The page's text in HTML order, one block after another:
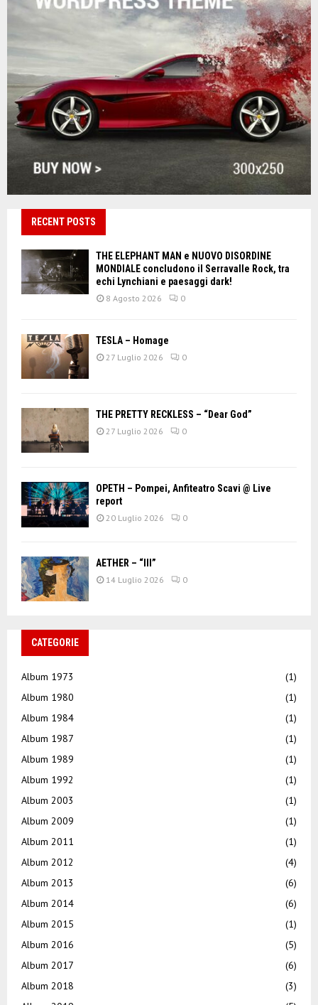
RECENT POSTS
THE ELEPHANT MAN e NUOVO DISORDINE
MONDIALE concludono il Serravalle Rock, tra
echi Lynchiani e paesaggi dark!
8 Agosto 2026 0
TESLA – Homage
27 Luglio 2026 0
THE PRETTY RECKLESS – “Dear God”
27 Luglio 2026 0
OPETH – Pompei, Anfiteatro Scavi @ Live
report
20 Luglio 2026 0
AETHER – “III”
14 Luglio 2026 0
CATEGORIE
Album 1973
(1)
Album 1980
(1)
Album 1984
(1)
Album 1987
(1)
Album 1989
(1)
Album 1992
(1)
Album 2003
(1)
Album 2009
(1)
Album 2011
(1)
Album 2012
(4)
Album 2013
(6)
Album 2014
(6)
Album 2015
(1)
Album 2016
(5)
Album 2017
(6)
Album 2018
(3)